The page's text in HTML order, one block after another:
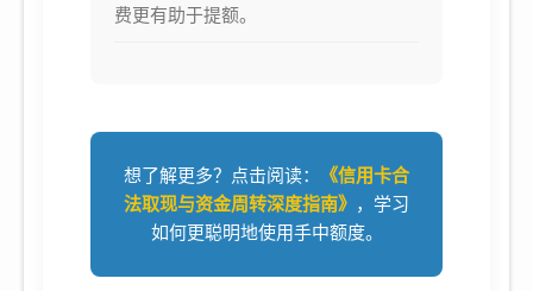
费更有助于提额。
想了解更多？点击阅读：
《信用卡合
法取现与资金周转深度指南》 ，学习
如何更聪明地使用手中额度。